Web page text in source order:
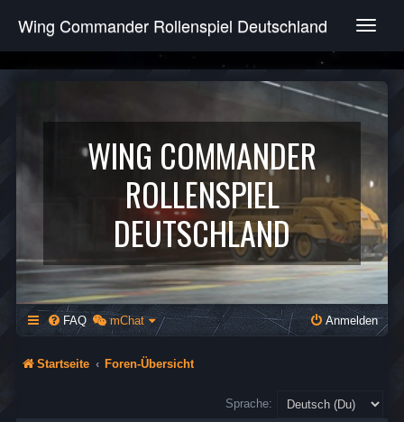
T
g
e
v
g
a
t
i
o
n
Wing Commander Rollenspiel Deutschland
WING COMMANDER
ROLLENSPIEL
DEUTSCHLAND
FAQ mChat Anmelden
Startseite Foren-Übersicht
Sprache: